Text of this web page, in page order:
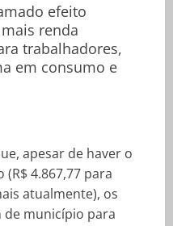
efeito
renda
trabalhadores,
em consumo e
apesar de haver o
4.867,77 para
atualmente), os
de município para